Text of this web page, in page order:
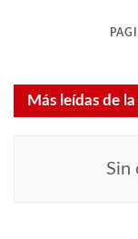
Más leídas de
Sin